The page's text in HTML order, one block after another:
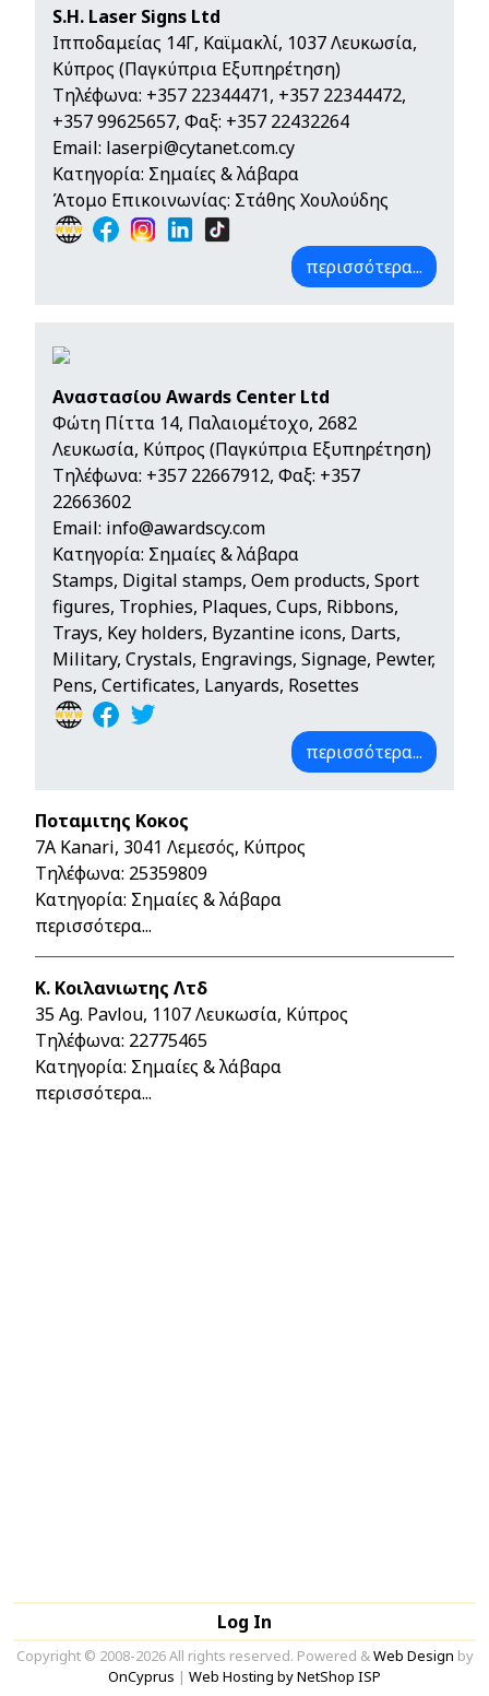
S.H. Laser Signs Ltd
Ιπποδαμείας 14Γ, Καϊμακλί, 1037 Λευκωσία,
Κύπρος (Παγκύπρια Εξυπηρέτηση)
Τηλέφωνα: +357 22344471, +357 22344472,
+357 99625657, Φαξ: +357 22432264
Email: laserpi@cytanet.com.cy
Κατηγορία: Σημαίες & λάβαρα
Άτομο Επικοινωνίας: Στάθης Χουλούδης
περισσότερα...
Αναστασίου Awards Center Ltd
Φώτη Πίττα 14, Παλαιομέτοχο, 2682
Λευκωσία, Κύπρος (Παγκύπρια Εξυπηρέτηση)
Τηλέφωνα: +357 22667912, Φαξ: +357
22663602
Email: info@awardscy.com
Κατηγορία: Σημαίες & λάβαρα
Stamps, Digital stamps, Oem products, Sport
figures, Trophies, Plaques, Cups, Ribbons,
Trays, Key holders, Byzantine icons, Darts,
Military, Crystals, Engravings, Signage, Pewter,
Pens, Certificates, Lanyards, Rosettes
περισσότερα...
Ποταμιτης Κοκος
7A Kanari, 3041 Λεμεσός, Κύπρος
Τηλέφωνα: 25359809
Κατηγορία: Σημαίες & λάβαρα
περισσότερα...
Κ. Κοιλανιωτης Λτδ
35 Ag. Pavlou, 1107 Λευκωσία, Κύπρος
Τηλέφωνα: 22775465
Κατηγορία: Σημαίες & λάβαρα
περισσότερα...
Log In
Copyright © 2008-2026 All rights reserved. Powered &Web Design by
OnCyprus | Web Hosting by NetShop ISP